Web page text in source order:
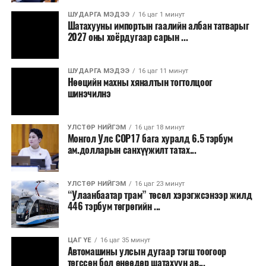
секундэд 4-9 метр. 25-27 хэм дулаан
байна.
2026 оны наймдугаар сарын 07-ноос
2026 оны наймдугаар сарын 11-нийг хүртэлх
цаг агаарын урьдчилсан төлөв
аймгуудын нутгийн хойд хэсгээр, 8-нд баруун
аймгуудын нутгийн хойд хэсэг, төвийн
аймгуудын нутгийн зарим газраар, 9-нд баруун
аймгуудын нутгийн зүүн, говийн аймгуудын
нутгийн хойд, зүүн аймгуудын нутгийн баруун
хэсэг, төвийн аймгуудын ихэнх нутгаар, 10-нд
төв, зүүн, говийн аймгуудын ихэнх нутгаар
бороо, дуу цахилгаантай аадар бороо орно. Салхи
ихэнх хугацаанд секундэд 5-10 метр, 9-нд
Алтайн салбар уулс, Арц-Богдын өвөр
ШУДАРГА МЭДЭЭ 16 цаг 1 минут
Шатахууны импортын гаалийн албан татварыг
2027 оны хоёрдугаар сарын ...
ШУДАРГА МЭДЭЭ 16 цаг 11 минут
Нөөцийн махны хяналтын тогтолцоог
шинэчилнэ
УЛСТӨР НИЙГЭМ 16 цаг 18 минут
Монгол Улс COP17 бага хуралд 6.5 тэрбум
ам.долларын санхүүжилт татах...
УЛСТӨР НИЙГЭМ 16 цаг 23 минут
“Улаанбаатар трам” төсөл хэрэгжсэнээр жилд
446 тэрбум төгрөгийн ...
ЦАГ ҮЕ 16 цаг 35 минут
Автомашины улсын дугаар тэгш тоогоор
төгссөн бол өнөөдөр шатахуун ав...